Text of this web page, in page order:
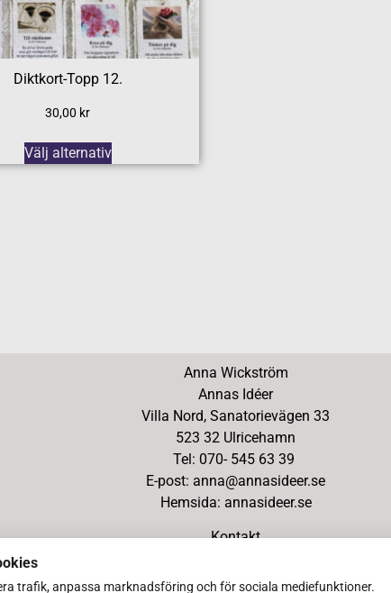
Diktkort-Topp 12.
30,00 kr
Välj alternativ
Anna Wickström
Annas Idéer
Villa Nord, Sanatorievägen 33
523 32 Ulricehamn
Tel: 070- 545 63 39
E-post: anna@annasideer.se
Hemsida: annasideer.se
Kontakt
Copyright Ⓒ 2026 Annas Idéer – All Rights
trafik, anpassa marknadsföring och för sociala mediefunktioner.